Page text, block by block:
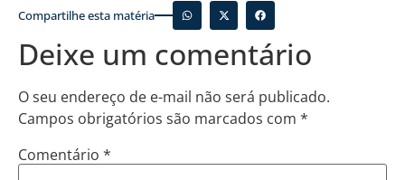
Compartilhe esta matéria
Deixe um comentário
O seu endereço de e-mail não será publicado.
Campos obrigatórios são marcados com *
Comentário *